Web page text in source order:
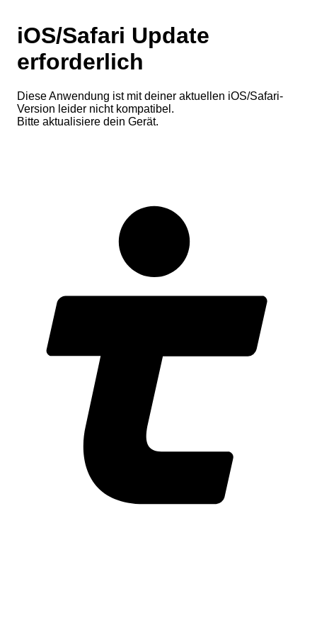
iOS/Safari Update
erforderlich
Diese Anwendung ist mit deiner aktuellen iOS/Safari-
Version leider nicht kompatibel.
Bitte aktualisiere dein Gerät.